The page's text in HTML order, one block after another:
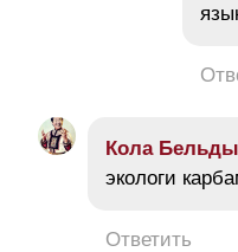
Кола Бельды
экологи
Ответить